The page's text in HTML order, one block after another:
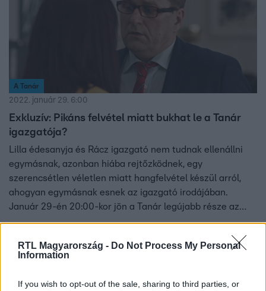
RTL Magyarország - Do Not Process My Personal
Information
If you wish to opt-out of the sale, sharing to third parties, or
A Tanár
2022. január 29. 6:00
Exkluzív: Pikáns felvétel miatt bukhat le a Tanár
igazgatója?
Lilla édesanyja és Rácz igazgató nem tudnak ellenállni
egymásnak, azonban hiába rejtőzködnek, egy
szerencsétlen véletlen miatt hangfelvétel készül arról,
ahogyan egymásnak esnek az igazgató irodájában.
Január 29-én 20:00-kor jön a Tanár legújabb része az
RTL Klubon.